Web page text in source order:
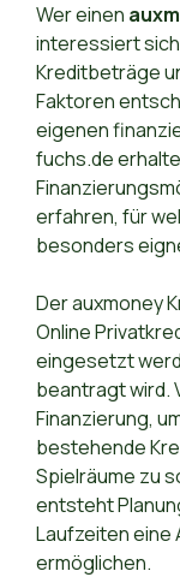
Wer einen
interessiert
Kreditbeträge
Faktoren
eigenen
fuchs.de
erfahren, für
besonders
Der auxmoney
Online
eingesetzt
beantragt wird.
Finanzierung,
bestehende
Spielräume zu
entsteht
Laufzeiten eine
ermöglichen.